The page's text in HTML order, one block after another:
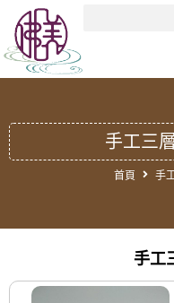
手工三
首頁 手
手工